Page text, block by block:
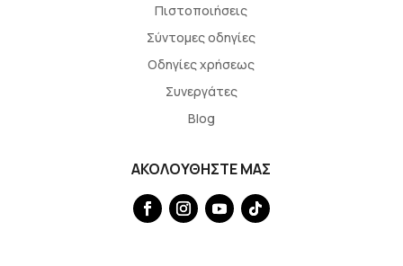
Πιστοποιήσεις
Σύντομες οδηγίες
Οδηγίες χρήσεως
Συνεργάτες
Blog
ΑΚΟΛΟΥΘΗΣΤΕ ΜΑΣ